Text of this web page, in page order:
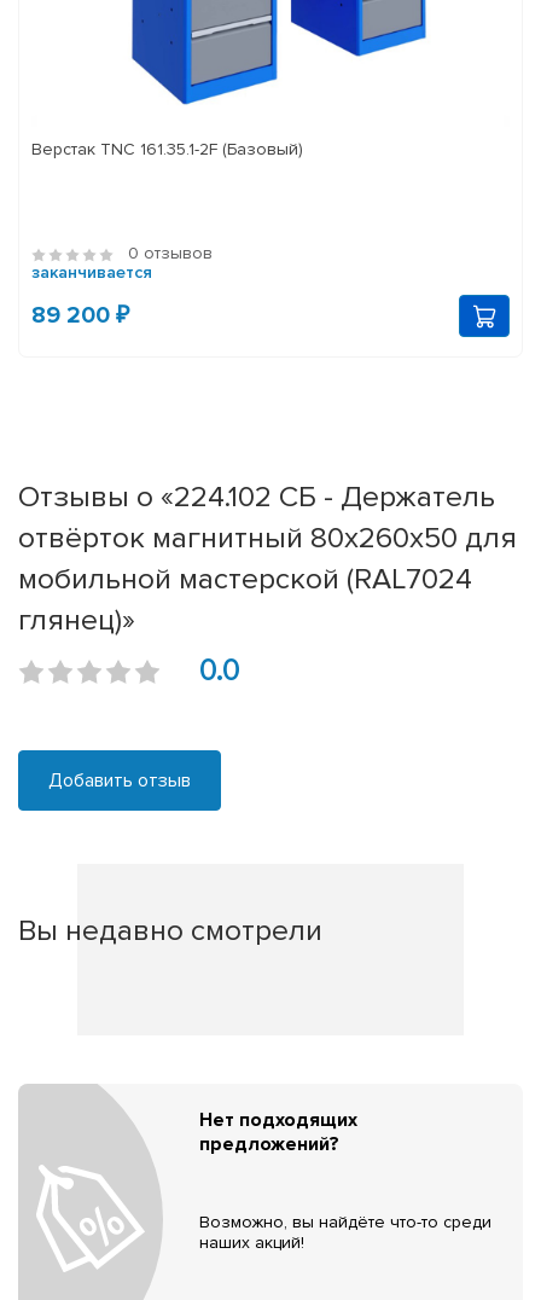
Верстак TNC 161.35.1-2F (Базовый)
0 отзывов
заканчивается
89 200 ₽
Отзывы о «224.102 СБ - Держатель
отвёрток магнитный 80х260х50 для
мобильной мастерской (RAL7024
глянец)»
0.0
Добавить отзыв
Вы недавно смотрели
Нет подходящих
предложений?
Возможно, вы найдёте что-то среди
наших акций!